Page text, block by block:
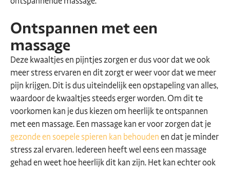
Ontspannen met een
massage
Deze kwaaltjes en pijntjes zorgen er dus voor dat we ook
meer stress ervaren en dit zorgt er weer voor dat we meer
pijn krijgen. Dit is dus uiteindelijk een opstapeling van alles,
waardoor de kwaaltjes steeds erger worden. Om dit te
voorkomen kan je dus kiezen om heerlijk te ontspannen
met een massage. Een massage kan er voor zorgen dat je
gezonde en soepele spieren kan behoudenen dat je minder
stress zal ervaren. Iedereen heeft wel eens een massage
gehad en weet hoe heerlijk dit kan zijn. Het kan echter ook